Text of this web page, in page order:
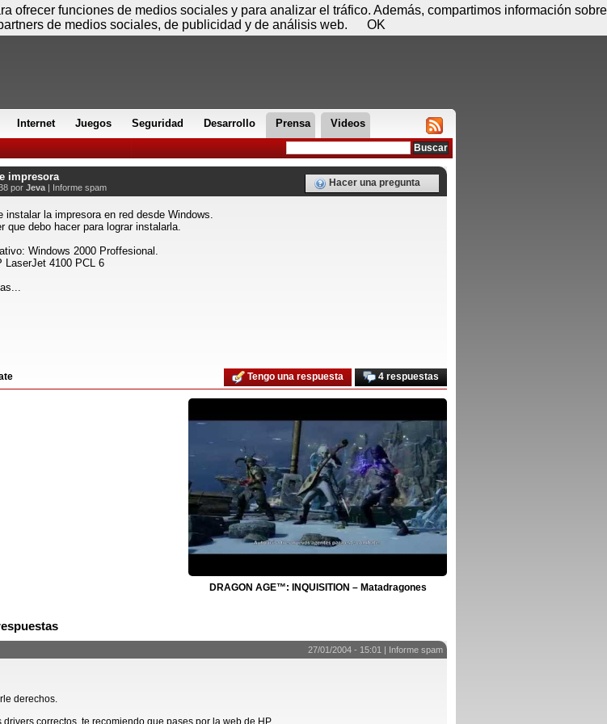
Internet Juegos Seguridad Desarrollo Prensa Videos
impresora
por Jeva | Informe spam Hacer una pregunta
instalar la impresora en red desde Windows.
que debo hacer para lograr instalarla.
Windows 2000 Proffesional.
LaserJet 4100 PCL 6
4 respuestas
Tengo una respuesta
DRAGON AGE™: INQUISITION – Matadragones
27/01/2004 - 15:01 | Informe spam
derechos.
drivers correctos, te recomiendo que pases por la web de HP
Sábado 08 de agosto - 07:37 Registrar Conectar
ofrecer funciones de medios sociales y para analizar el tráfico. Además, compartimos información sobre
de medios sociales, de publicidad y de análisis web.
OK